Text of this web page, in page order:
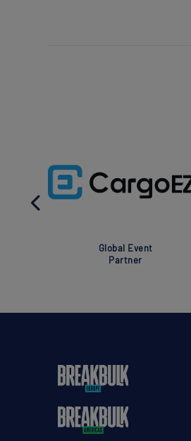
Global Event
Partner